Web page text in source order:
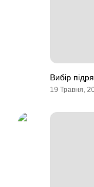
Вибір
19 Травня,